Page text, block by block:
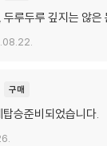
IT 기업은 어떨까?
작이다. 그렇다면 이
배 이상 오를 것이
식을 사서 30년 동안
루두루 깊지는 않은
구매
승준비되었습니다.